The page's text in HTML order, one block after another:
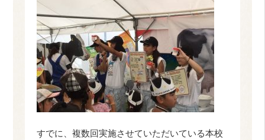
すでに、複数回実施させていただいている本校